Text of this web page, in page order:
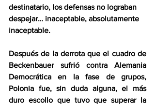
destinatario, los defensas no lograban
despejar… inaceptable, absolutamente
inaceptable.
Después de la derrota que el cuadro de
Beckenbauer sufrió contra Alemania
Democrática en la fase de grupos,
Polonia fue, sin duda alguna, el más